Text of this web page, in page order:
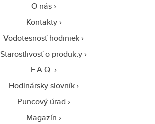
O nás
Kontakty
Vodotesnosť hodiniek
Starostlivosť o produkty
F.A.Q.
Hodinársky slovník
Puncový úrad
Magazín